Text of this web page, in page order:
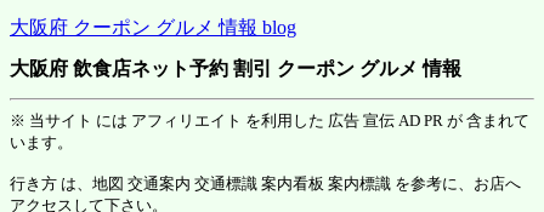
大阪府 クーポン グルメ 情報 blog
大阪府 飲食店ネット予約 割引 クーポン グルメ 情報
※ 当サイト には アフィリエイト を利用した 広告 宣伝 AD PR が 含まれて
います。
行き方 は、地図 交通案内 交通標識 案内看板 案内標識 を参考に、お店へ
アクセスして下さい。